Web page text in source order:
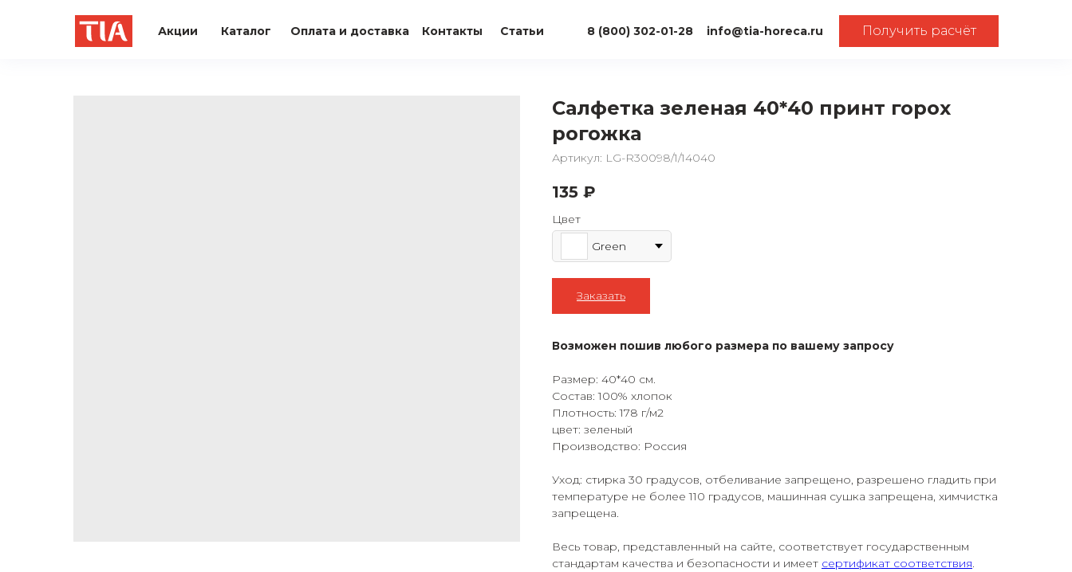
8 (800) 302-01-28
Каталог
Акции Контакты info@tia-horeca.ru Получить расчёт
Статьи
Оплата и доставка
Салфетка зеленая 40*40 принт горох
рогожка
Артикул: LG-R30098/1/14040
135 ₽
Цвет
Green
Заказать
Возможен пошив любого размера по вашему запросу
Размер: 40*40 см.
Состав: 100% хлопок
Плотность: 178 г/м2
цвет: зеленый
Производство: Россия
Уход: стирка 30 градусов, отбеливание запрещено, разрешено гладить при
температуре не более 110 градусов, машинная сушка запрещена, химчистка
запрещена.
Весь товар, представленный на сайте, соответствует государственным
стандартам качества и безопасности и имеет сертификат соответствия.